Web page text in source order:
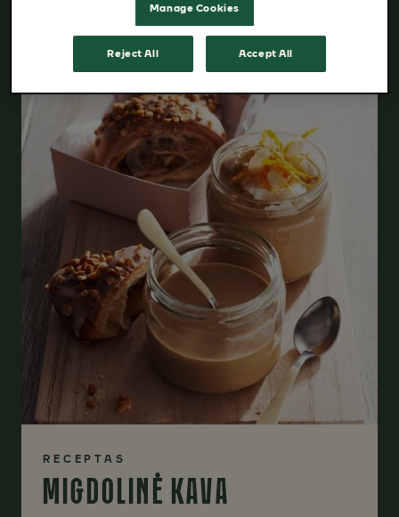
RECEPTAS
MIGDOLINĖ KAVA
Manage Cookies
Reject All Accept All